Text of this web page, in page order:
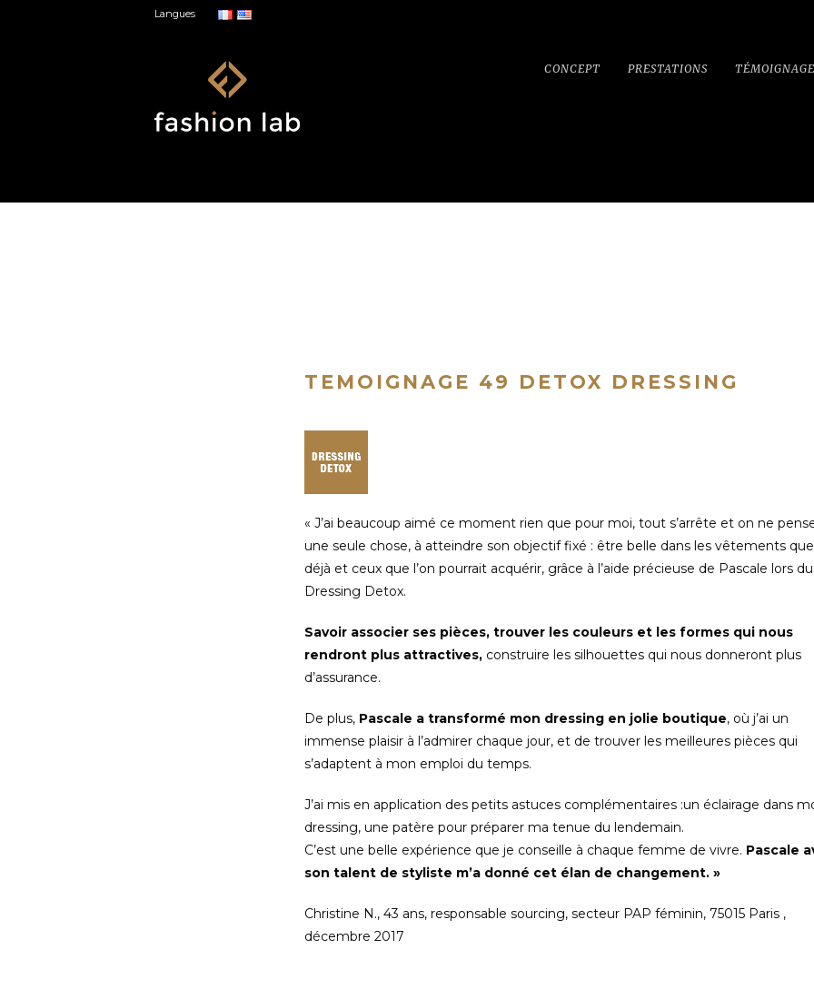
Langues
CONCEPT PRESTATIONS
TEMOIGNAGE 49 DETOX DRESSING
« J’ai beaucoup aimé ce moment rien que pour moi, tout s’arrête et on ne
une seule chose, à atteindre son objectif fixé : être belle dans les vêtements que
déjà et ceux que l’on pourrait acquérir, grâce à l’aide précieuse de Pascale lors du
Dressing Detox.
Savoir associer ses pièces, trouver les couleurs et les formes qui nous
rendront plus attractives,construire les silhouettes qui nous donneront plus
d’assurance.
De plus, Pascale a transformé mon dressing en jolie boutique, où j’ai un
immense plaisir à l’admirer chaque jour, et de trouver les meilleures pièces qui
s’adaptent à mon emploi du temps.
J’ai mis en application des petits astuces complémentaires :un éclairage dans
dressing, une patère pour préparer ma tenue du lendemain.
C’est une belle expérience que je conseille à chaque femme de vivre. Pascale
son talent de styliste m’a donné cet élan de changement. »
Christine N., 43 ans, responsable sourcing, secteur PAP féminin, 75015 Paris ,
décembre 2017